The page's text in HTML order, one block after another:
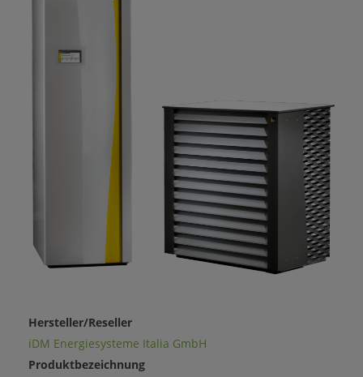
Hersteller/Reseller
iDM Energiesysteme Italia GmbH
Produktbezeichnung